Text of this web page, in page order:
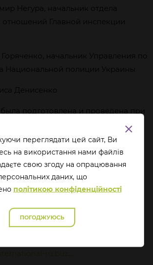
Негура, начальник отдела
Главной инспекции
Горяченко, начальник Управления по
Национальной полиции Украины
Денисенко
подготовлена и проведена при
Society Foundations Armenia Open
Soros Foundation Moldova
Initiative (Правовая инициатива
International Renaissance
фонд "Відродження")
у форматі подкасту:
переглядати цей сайт, Ви
на використання нами файлів
свою згоду на опрацювання
даних, що
політикою конфіденційності
ПОГОДЖУЮСЬ